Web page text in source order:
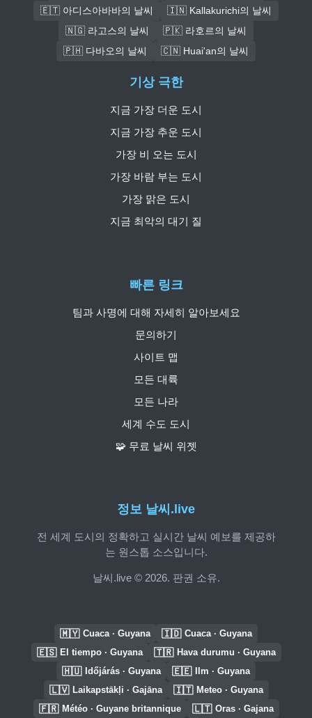
🇪🇹 아디스아바바의 날씨
🇮🇳 Kallakurichi의 날씨
🇳🇬 라고스의 날씨
🇵🇰 라호르의 날씨
🇵🇭 다바오의 날씨
🇨🇳 Huai'an의 날씨
정보 날씨.live
전 세계 도시의 정확하고 실시간 날씨 예보를 제공하
는 원스톱 소스입니다.
날씨.live © 2026. 판권 소유.
빠른 링크
팀과 사명에 대해 자세히 알아보세요
문의하기
사이트 맵
모든 대륙
모든 나라
세계 수도 도시
🧩 무료 날씨 위젯
기상 극한
지금 가장 더운 도시
지금 가장 추운 도시
가장 비 오는 도시
가장 바람 부는 도시
가장 맑은 도시
지금 최악의 대기 질
🇲🇾 Cuaca · Guyana 🇮🇩 Cuaca · Guyana
🇪🇸 El tiempo · Guyana 🇹🇷 Hava durumu · Guyana
🇭🇺 Időjárás · Guyana 🇪🇪 Ilm · Guyana
🇱🇻 Laikapstākļi · Gajāna 🇮🇹 Meteo · Guyana
🇫🇷 Météo · Guyane britannique 🇱🇹 Oras · Gajana